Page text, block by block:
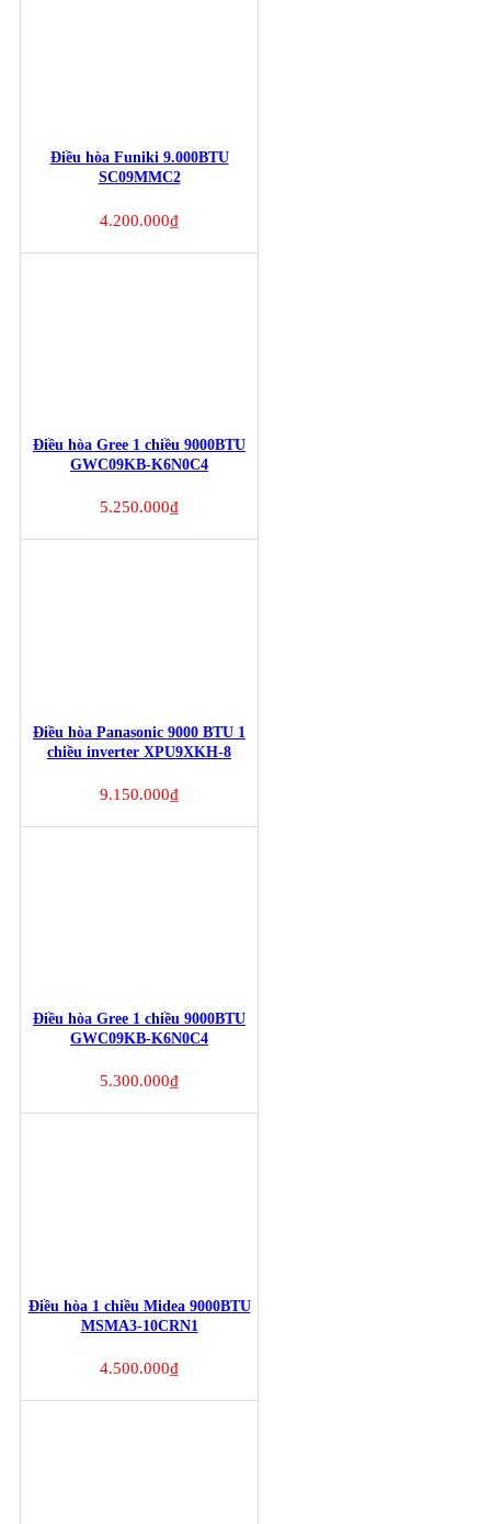
Điều hòa Funiki 9.000BTU
SC09MMC2
4.200.000₫
Điều hòa Gree 1 chiều 9000BTU
GWC09KB-K6N0C4
5.250.000₫
Điều hòa Panasonic 9000 BTU 1
chiều inverter XPU9XKH-8
9.150.000₫
Điều hòa Gree 1 chiều 9000BTU
GWC09KB-K6N0C4
5.300.000₫
Điều hòa 1 chiều Midea 9000BTU
MSMA3-10CRN1
4.500.000₫